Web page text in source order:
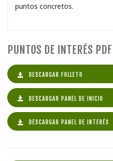
puntos concretos.
PUNTOS DE INTERÉS PDF
DESCARGAR FOLLETO
DESCARGAR PANEL DE INICIO
DESCARGAR PANEL DE INTERÉS